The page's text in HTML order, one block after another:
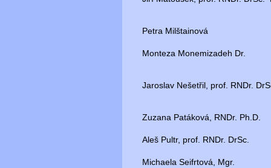
Petra Milštainová
Monteza Monemizadeh Dr.
Jaroslav Nešetřil, prof. RNDr.
Zuzana Patáková, RNDr. Ph.D.
Aleš Pultr, prof. RNDr. DrSc.
Michaela Seifrtová, Mgr.